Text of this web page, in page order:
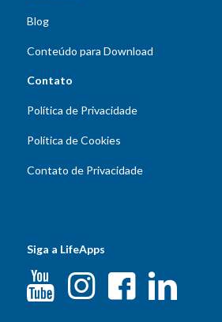
Blog
Conteúdo para Download
Contato
Política de Privacidade
Política de Cookies
Contato de Privacidade
Siga a LifeApps